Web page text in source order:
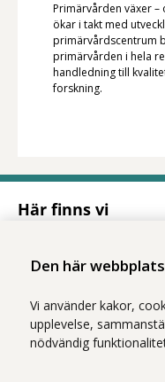
Den här
Vi använder kakor,
upplevelse,
nödvändig
Primärvården växer –
ökar i takt med
primärvårdscentrum
primärvården i hela
handledning till
forskning.
Här finns vi
113 65 Stockholm